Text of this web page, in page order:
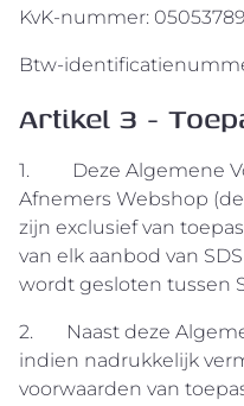
KvK-nummer: 05053789
Btw-
Artikel 3 -
1. Deze Algemene
Afnemers Webshop
zijn exclusief van
van elk aanbod van
wordt gesloten tussen
2. Naast deze
indien nadrukkelijk
voorwaarden van